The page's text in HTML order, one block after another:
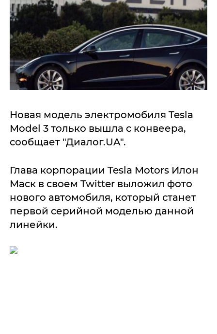
Новая модель электромобиля Tesla
Model 3 только вышла с конвеера,
сообщает "Диалог.UA".
Глава корпорации Tesla Motors Илон
Маск в своем Twitter выложил фото
нового автомобиля, который станет
первой серийной моделью данной
линейки.